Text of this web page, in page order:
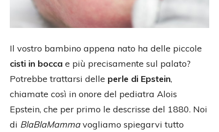
Il vostro bambino appena nato ha delle piccole
cisti in bocca e più precisamente sul palato?
Potrebbe trattarsi delle perle di Epstein,
chiamate così in onore del pediatra Alois
Epstein, che per primo le descrisse del 1880. Noi
di BlaBlaMammavogliamo spiegarvi tutto